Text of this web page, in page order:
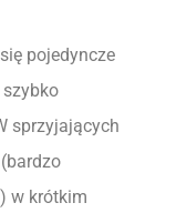
pojedyncze
szybko
sprzyjających
w krótkim